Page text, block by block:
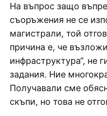
На въпрос защо
съоръжения не се
магистрали, той
причина е, че
инфраструктура“, не
задания. Ние
Получавали сме
скъпи, но това не